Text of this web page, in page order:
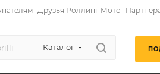
Друзья Роллинг Мото
Каталог